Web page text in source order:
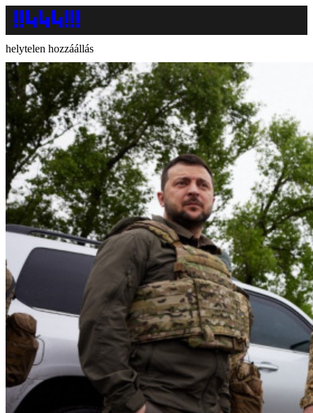
helytelen hozzáállás